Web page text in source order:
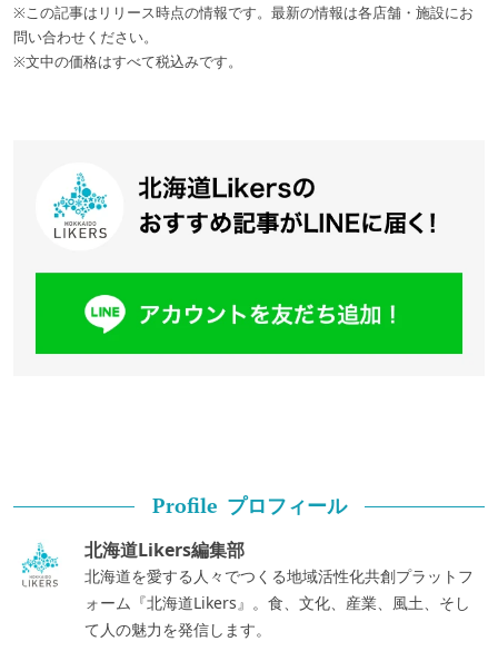
※この記事はリリース時点の情報です。最新の情報は各店舗・施設にお
問い合わせください。
※文中の価格はすべて税込みです。
Profile プロフィール
北海道Likers編集部
北海道を愛する人々でつくる地域活性化共創プラットフ
ォーム『北海道Likers』。食、文化、産業、風土、そし
て人の魅力を発信します。